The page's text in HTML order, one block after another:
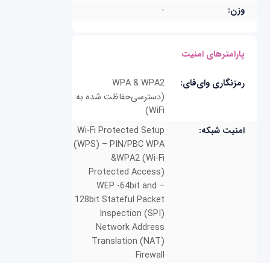
وزن:
-
پارامترهای امنیت
رمزنگاری وای‌فای:
WPA & WPA2
(دسترسی‌حفاظت شده به
WiFi)
امنیت شبکه:
Wi-Fi Protected Setup
(WPS) – PIN/PBC WPA
&WPA2 (Wi-Fi
Protected Access)
WEP -64bit and –
128bit Stateful Packet
Inspection (SPI)
Network Address
Translation (NAT)
Firewall